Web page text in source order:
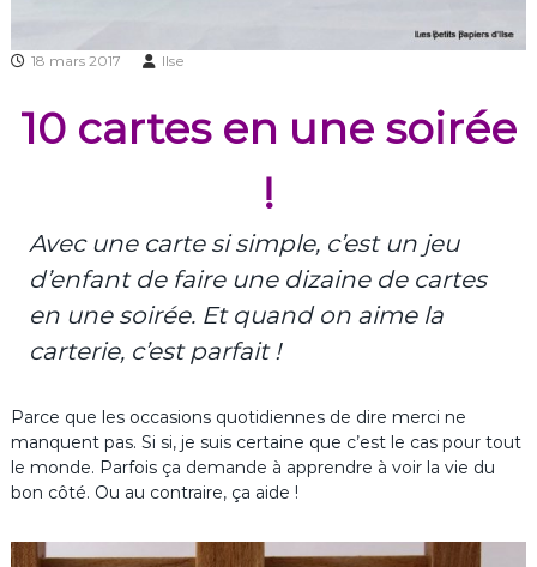
18 mars 2017 Ilse
10 cartes en une soirée
!
Avec une carte si simple, c’est un jeu
d’enfant de faire une dizaine de cartes
en une soirée. Et quand on aime la
carterie, c’est parfait !
Parce que les occasions quotidiennes de dire merci ne
manquent pas. Si si, je suis certaine que c’est le cas pour tout
le monde. Parfois ça demande à apprendre à voir la vie du
bon côté. Ou au contraire, ça aide !